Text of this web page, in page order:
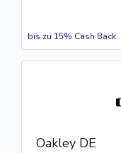
bis zu 15% Cash Back
Oakley DE